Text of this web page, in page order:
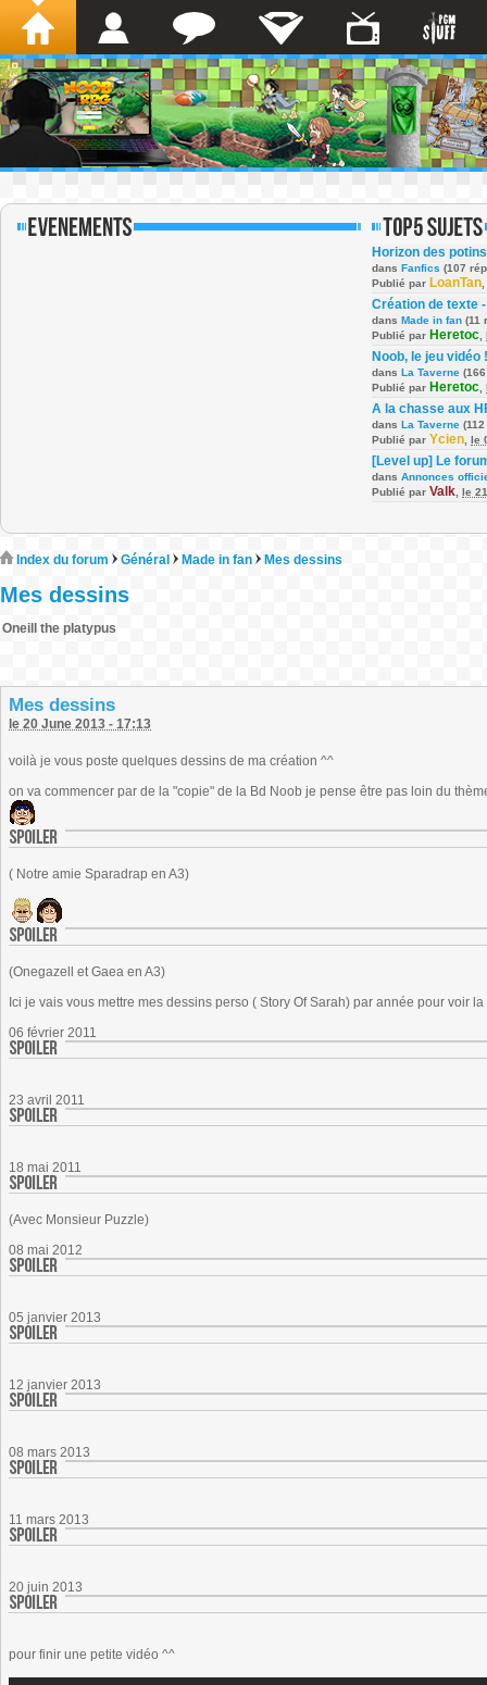
Horizon des potins
dans Fanfics (107
Publié par LoanTan
Création de texte
dans Made in fan (11
Publié par Heretoc
Noob, le jeu vidéo !
dans La Taverne
Publié par Heretoc
A la chasse aux
dans La Taverne
Publié par Ycien le
[Level up] Le
dans Annonces
Publié par Valk le
Index du forum Général Made in fan Mes dessins
Mes dessins
Oneill the platypus
Mes dessins
le 20 June 2013 - 17:13
voilà je vous poste quelques dessins de ma création ^^
on va commencer par de la "copie" de la Bd Noob je pense être pas loin du
( Notre amie Sparadrap en A3)
(Onegazell et Gaea en A3)
Ici je vais vous mettre mes dessins perso ( Story Of Sarah) par année pour voir
06 février 2011
23 avril 2011
18 mai 2011
(Avec Monsieur Puzzle)
08 mai 2012
05 janvier 2013
12 janvier 2013
08 mars 2013
11 mars 2013
20 juin 2013
pour finir une petite vidéo ^^